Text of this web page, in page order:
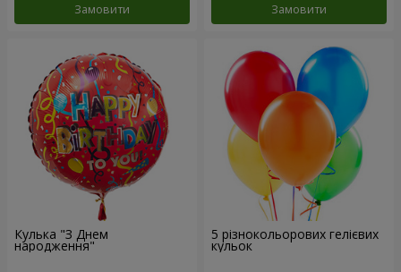
Замовити Замовити
Кулька "З Днем
народження"
5 різнокольорових гелієвих
кульок